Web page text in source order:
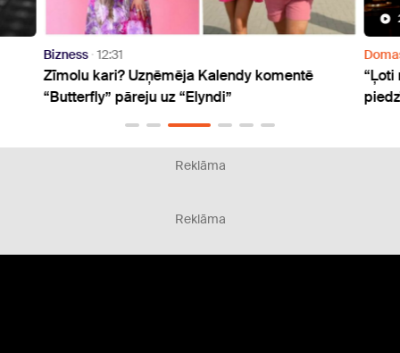
Bizness 12:31
Zīmolu kari? Uzņēmēja Kalendy komentē
“Butterfly” pāreju uz “Elyndi”
“Ļoti
Reklāma
Reklāma